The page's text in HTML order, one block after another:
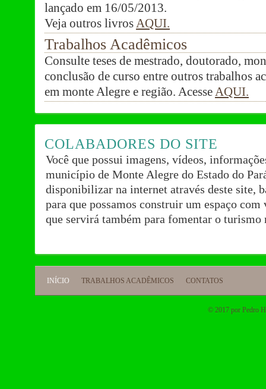
lançado em 16/05/2013.
Veja outros livrosAQUI.
Trabalhos Acadêmicos
Consulte teses de mestrado, doutorado,
conclusão de curso entre outros trabalhos
em monte Alegre e região. AcesseAQUI.
COLABADORES DO SITE
Você que possui imagens, vídeos,
município de Monte Alegre do Estado do
disponibilizar na internet através deste site,
para que possamos construir um espaço com
que servirá também para fomentar o turismo
INÍCIO TRABALHOS ACADÊMICOS CONTATOS
© 2017 por Pedro